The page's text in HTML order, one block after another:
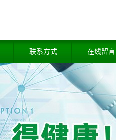
联系方式 在线留言